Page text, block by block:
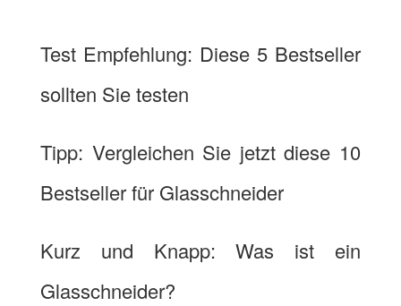
Test Empfehlung: Diese 5 Bestseller
sollten Sie testen
Tipp: Vergleichen Sie jetzt diese 10
Bestseller für Glasschneider
Kurz und Knapp: Was ist ein
Glasschneider?